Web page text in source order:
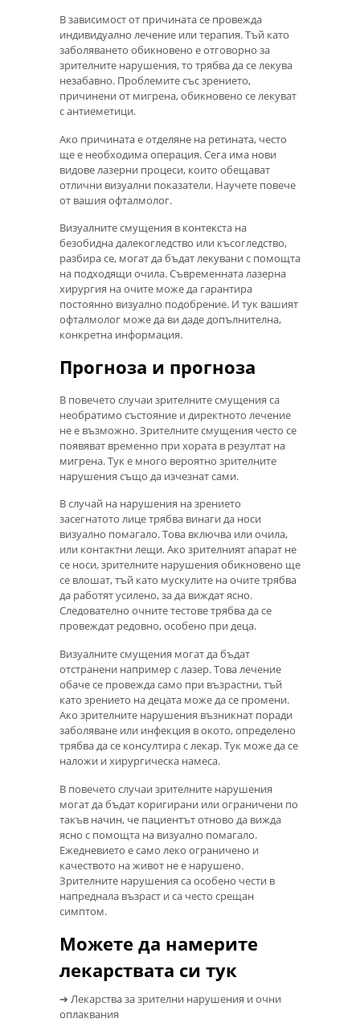
В зависимост от причината се провежда
индивидуално лечение или терапия. Тъй като
заболяването обикновено е отговорно за
зрителните нарушения, то трябва да се лекува
незабавно. Проблемите със зрението,
причинени от мигрена, обикновено се лекуват
с антиеметици.
Ако причината е отделяне на ретината, често
ще е необходима операция. Сега има нови
видове лазерни процеси, които обещават
отлични визуални показатели. Научете повече
от вашия офталмолог.
Визуалните смущения в контекста на
безобидна далекогледство или късогледство,
разбира се, могат да бъдат лекувани с помощта
на подходящи очила. Съвременната лазерна
хирургия на очите може да гарантира
постоянно визуално подобрение. И тук вашият
офталмолог може да ви даде допълнителна,
конкретна информация.
Прогноза и прогноза
В повечето случаи зрителните смущения са
необратимо състояние и директното лечение
не е възможно. Зрителните смущения често се
появяват временно при хората в резултат на
мигрена. Тук е много вероятно зрителните
нарушения също да изчезнат сами.
В случай на нарушения на зрението
засегнатото лице трябва винаги да носи
визуално помагало. Това включва или очила,
или контактни лещи. Ако зрителният апарат не
се носи, зрителните нарушения обикновено ще
се влошат, тъй като мускулите на очите трябва
да работят усилено, за да виждат ясно.
Следователно очните тестове трябва да се
провеждат редовно, особено при деца.
Визуалните смущения могат да бъдат
отстранени например с лазер. Това лечение
обаче се провежда само при възрастни, тъй
като зрението на децата може да се промени.
Ако зрителните нарушения възникнат поради
заболяване или инфекция в окото, определено
трябва да се консултира с лекар. Тук може да се
наложи и хирургическа намеса.
В повечето случаи зрителните нарушения
могат да бъдат коригирани или ограничени по
такъв начин, че пациентът отново да вижда
ясно с помощта на визуално помагало.
Ежедневието е само леко ограничено и
качеството на живот не е нарушено.
Зрителните нарушения са особено чести в
напреднала възраст и са често срещан
симптом.
Можете да намерите
лекарствата си тук
➔ Лекарства за зрителни нарушения и очни
оплаквания